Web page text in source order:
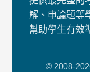
解、申論題等
幫助學生有效
© 2008-